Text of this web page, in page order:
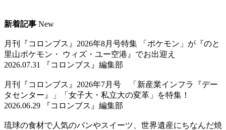
新着記事 New
月刊『コロンブス』2026年8月号特集 「ポケモン」が『のと
里山ポケモン・ ウィズ・ユー空港』でお出迎え
2026.07.31 『コロンブス』編集部
月刊『コロンブス』2026年7月号 「新産業インフラ『デー
タセンター』」「女子大・私立大の変革」を特集！
2026.06.29 『コロンブス』編集部
琉球の食材で人気のパンやスイーツ、世界遺産にちなんだ焼